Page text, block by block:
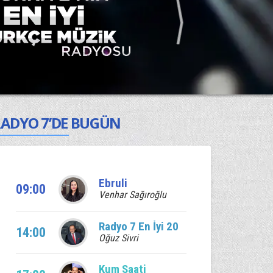
7’DE BUGÜN
09:00 Ebruli
Venhar Sağıroğlu
14:00 Radyo 7 En İyi 20
Oğuz Sivri
Kum Saati